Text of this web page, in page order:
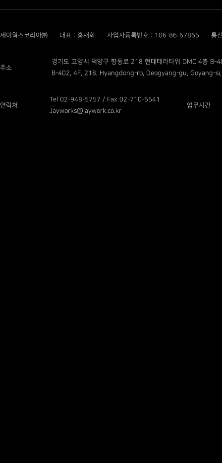
제이웍스코리아㈜ 대표 : 홍재화 사업자등록번호 : 106-86-67865 통
주소
경기도 고양시 덕양구 향동로 218 현대테라타워 DMC 4층 B-
B-402, 4F, 218, Hyangdong-ro, Deogyang-gu, Goyang-
연락처
Tel 02-948-5757 / Fax 02-710-5541
Jayworks@jaywork.co.kr
업무시간